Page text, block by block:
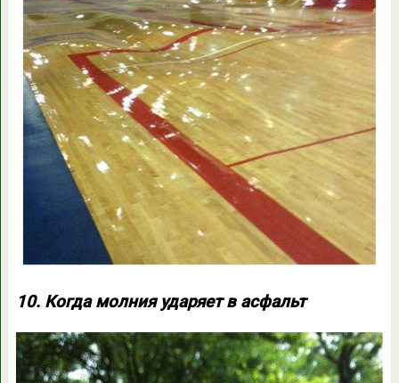
10. Когда молния ударяет в асфальт